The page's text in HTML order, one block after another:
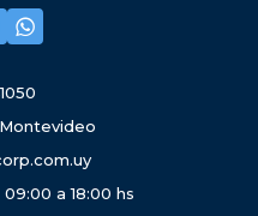

a 18:00 hs